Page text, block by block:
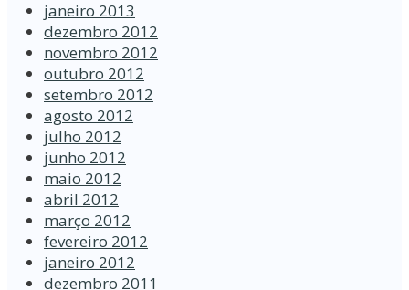
janeiro 2013
dezembro 2012
novembro 2012
outubro 2012
setembro 2012
agosto 2012
julho 2012
junho 2012
maio 2012
abril 2012
março 2012
fevereiro 2012
janeiro 2012
dezembro 2011